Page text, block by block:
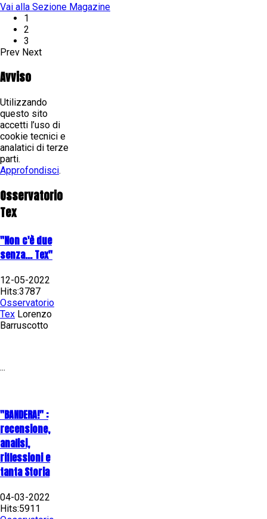
Vai alla Sezione Magazine
1
2
3
Prev Next
Avviso
Utilizzando
questo sito
accetti l’uso di
cookie tecnici e
analatici di terze
parti.
Approfondisci.
Osservatorio
Tex
"Non c'è due
senza... Tex"
12-05-2022
Hits:3787
Osservatorio
Tex Lorenzo
Barruscotto
...
"BANDERA!" :
recensione,
analisi,
riflessioni e
tanta Storia
04-03-2022
Hits:5911